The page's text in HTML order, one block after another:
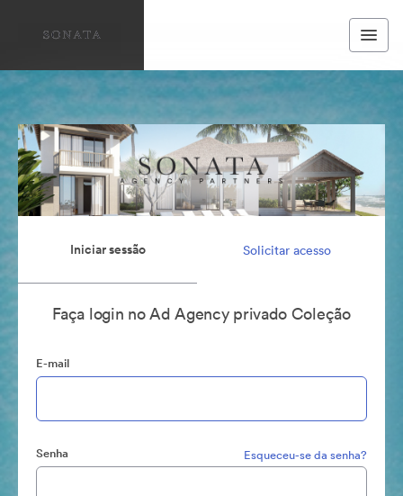
Iniciar sessão Solicitar acesso
Faça login no Ad Agency privado Coleção
E-mail
Senha Esqueceu-se da senha?